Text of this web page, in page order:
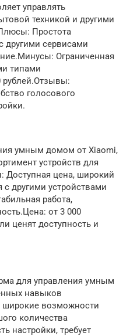
управлять
техникой и другими
Простота
другими сервисами
Ограниченная
типами
рублей.Отзывы:
голосового
умным домом от Xiaomi,
устройств для
цена, широкий
с другими устройствами
работа,
от 3 000
ценят доступность и
для управления умным
навыков
широкие возможности
количества
настройки, требует